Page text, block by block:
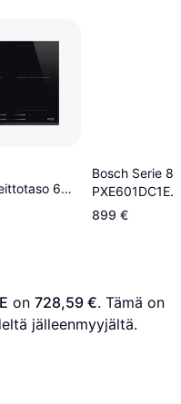
60
Bosch Serie 8
PXE601DC1E
899 €
on 728,59 €. Tämä on
jälleenmyyjältä.